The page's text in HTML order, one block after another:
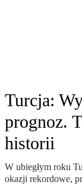
Turcja:
prognoz.
historii
W ubiegłym roku
okazji rekordowe,